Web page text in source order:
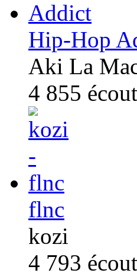
Hip-Hop
Aki La
4 855
flnc
kozi
4 793